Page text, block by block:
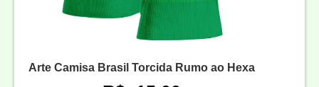
Arte Camisa Brasil Torcida Rumo ao Hexa